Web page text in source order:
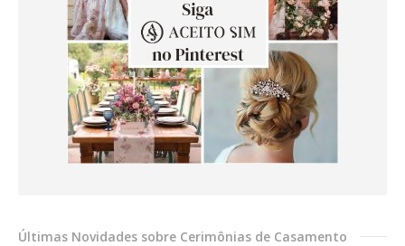
Últimas Novidades sobre Cerimônias de Casamento